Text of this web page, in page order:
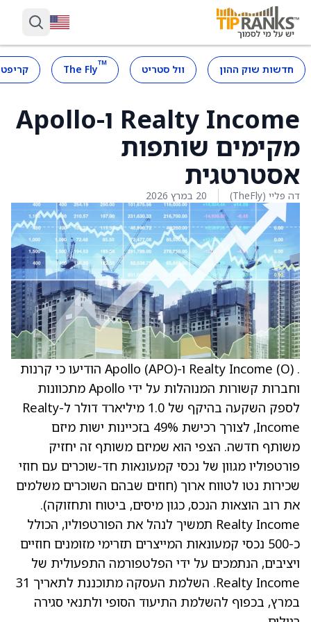
חדשות שוק ההון וול סטריט ™
The Fly
Realty Income ו-Apollo
מקימים שותפות
אסטרטגית
דה פליי (TheFly) 20 במרץ 2026
. Realty Income (O) ו-Apollo (APO) הודיעו כי קרנות
וחברות קשורות המנוהלות על ידי Apollo מתכוונות
לספק השקעה בהיקף של 1.0 מיליארד דולר ל-Realty
Income, לצורך רכישת 49% בזכיינות ישות מיזם
משותף חדשה. הצפי הוא שמיזם משותף זה יחזיק
פורטפוליו מגוון של נכסי קמעונאות חד-שוכרים עם חוזי
שכירות נטו לטווח ארוך (חוזים שבהם השוכרים משלמים
את רוב הוצאות הנכס, כגון מיסים, ביטוח ותחזוקה).
Realty Income תמשיך לנהל את הפורטפוליו, הכולל
כ-500 נכסי קמעונאות המייצרים תזרימי מזומנים חוזיים
ויציבים, הנתמכים על ידי הפלטפורמה התפעולית של
Realty Income. השלמת העסקה מתוכננת לתאריך 31
במרץ, בכפוף להשלמת התיעוד הסופי ולתנאי סגירה